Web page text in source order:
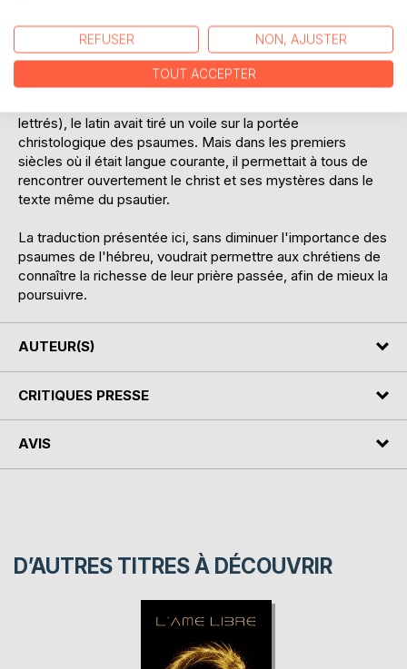
donc "patinées" par eux d'Evangile.
Ces textes permettaient une toute autre lecture que
l'hébreu, puisqu'ils célébraient clairement Jésus. Certes,
lettrés), le latin avait tiré un voile sur la portée
christologique des psaumes. Mais dans les premiers
siècles où il était langue courante, il permettait à tous de
rencontrer ouvertement le christ et ses mystères dans le
texte même du psautier.
La traduction présentée ici, sans diminuer l'importance des
psaumes de l'hébreu, voudrait permettre aux chrétiens de
connaître la richesse de leur prière passée, afin de mieux la
poursuivre.
AUTEUR(S)
CRITIQUES PRESSE
AVIS
D’AUTRES TITRES À DÉCOUVRIR
REFUSER NON, AJUSTER
TOUT ACCEPTER